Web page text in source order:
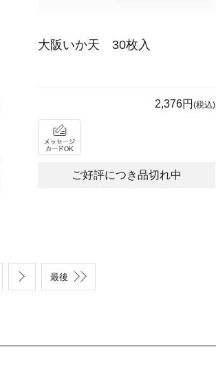
大阪いか天 30枚入
2,376円 (税込)
ご好評につき品切れ中
最後